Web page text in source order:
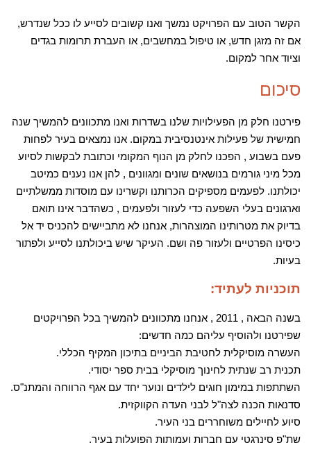
הקשר הטוב עם הפרויקט נמשך ואנו קשובים לסייע לו ככל שנדרש,
אם זה מזגן חדש, או טיפול במחשבים, או העברת תרומות בגדים
וציוד אחר למקום.
סיכום
פירטנו חלק מן הפעילויות שלנו בשדרות ואנו מתכוונים להמשיך שנה
חמישית של פעילות אינטנסיבית במקום. אנו נמצאים בעיר לפחות
פעם בשבוע , הפכנו לחלק מן הנוף המקומי וכתובת לבקשות לסיוע
מכל מיני גורמים בנושאים שונים ומגוונים , להן אנו נענים כמיטב
יכולתנו. לפעמים מספיקים הכרותנו וקשרינו עם מוסדות ממשלתיים
וארגונים בעלי השפעה כדי לעזור ולפעמים , כשהדבר אינו תואם
בדיוק את מטרותינו המוצהרות, אנחנו לא מתביישים להכניס יד אל
כיסינו הפרטיים ולעזור פה ושם. העיקר שיש ביכולתנו לסייע ולפתור
בעיות.
תוכניות לעתיד:
בשנה הבאה , 2011 , אנחנו מתכוונים להמשיך בכל הפרויקטים
שפירטנו ולהוסיף עליהם כמה חדשים:
העשרה מוסיקלית לחטיבת הביניים בתיכון המקיף הכללי.
תכנית רב שנתית לחינוך מוסיקלי בבית ספר יסודי.
השתתפות במימון חוגים לילדים ונוער יחד עם אגף הרווחה והמתנ"ס.
סדנאות הכנה לצה"ל לבני העדה הקווקזית.
סיוע לחיילים משוחררים בני העיר.
שת"פ סינרגטי עם חברות ועמותות הפועלות בעיר.